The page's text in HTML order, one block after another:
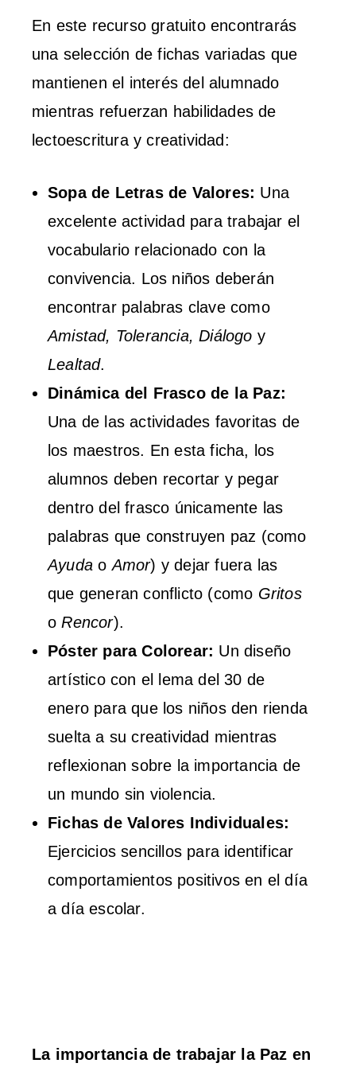
En este recurso gratuito encontrarás
una selección de fichas variadas que
mantienen el interés del alumnado
mientras refuerzan habilidades de
lectoescritura y creatividad:
Sopa de Letras de Valores: Una
excelente actividad para trabajar el
vocabulario relacionado con la
convivencia. Los niños deberán
encontrar palabras clave como
Amistad, Tolerancia, Diálogo y
Lealtad.
Dinámica del Frasco de la Paz:
Una de las actividades favoritas de
los maestros. En esta ficha, los
alumnos deben recortar y pegar
dentro del frasco únicamente las
palabras que construyen paz (como
Ayuda oAmor) y dejar fuera las
que generan conflicto (como Gritos
oRencor).
Póster para Colorear: Un diseño
artístico con el lema del 30 de
enero para que los niños den rienda
suelta a su creatividad mientras
reflexionan sobre la importancia de
un mundo sin violencia.
Fichas de Valores Individuales:
Ejercicios sencillos para identificar
comportamientos positivos en el día
a día escolar.
La importancia de trabajar la Paz en